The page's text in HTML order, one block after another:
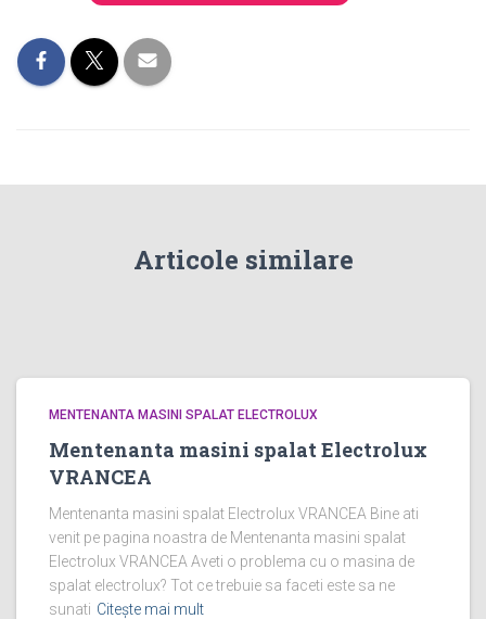
Articole similare
MENTENANTA MASINI SPALAT ELECTROLUX
Mentenanta masini spalat Electrolux
VRANCEA
Mentenanta masini spalat Electrolux VRANCEA Bine ati
venit pe pagina noastra de Mentenanta masini spalat
Electrolux VRANCEA Aveti o problema cu o masina de
spalat electrolux? Tot ce trebuie sa faceti este sa ne
sunati Citește mai mult